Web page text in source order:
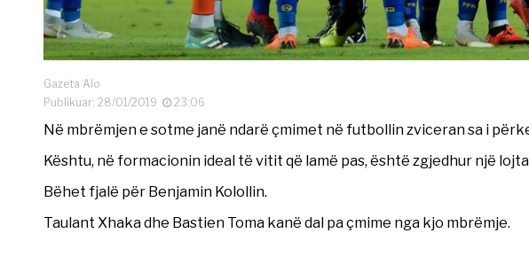
Gazeta Alo
Publikuar: 28/01/2019
23:06
Në mbrëmjen e sotme janë ndarë çmimet në futbollin zviceran sa i
Kështu, në formacionin ideal të vitit që lamë pas, është zgjedhur një
Bëhet fjalë për Benjamin Kolollin.
Taulant Xhaka dhe Bastien Toma kanë dal pa çmime nga kjo mbrëmje.